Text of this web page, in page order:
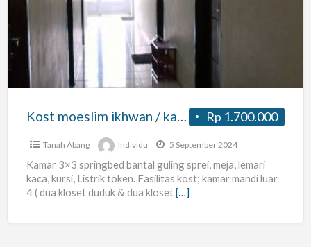
ikhwan
/
karyawan
Rp 1.700.000
Tanah Abang Individu 5 September 2024
Kamar 3×3 springbed bantal guling sprei, meja, lemari
kaca, kursi, Listrik token. Fasilitas kost; kamar mandi luar
4 ( dua kloset duduk & dua kloset[…]